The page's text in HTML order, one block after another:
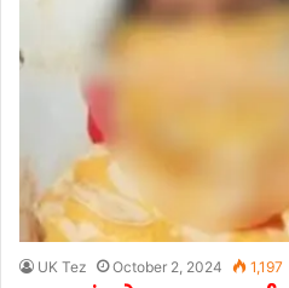
UK Tez October 2, 2024 1,197